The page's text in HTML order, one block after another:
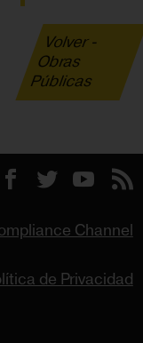
Volver -
Obras
Públicas
Channel
de Privacidad